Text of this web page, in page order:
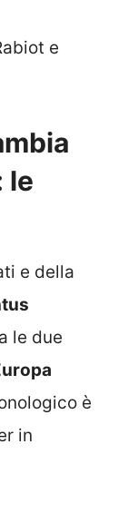
e
le
e della
le due
è
in